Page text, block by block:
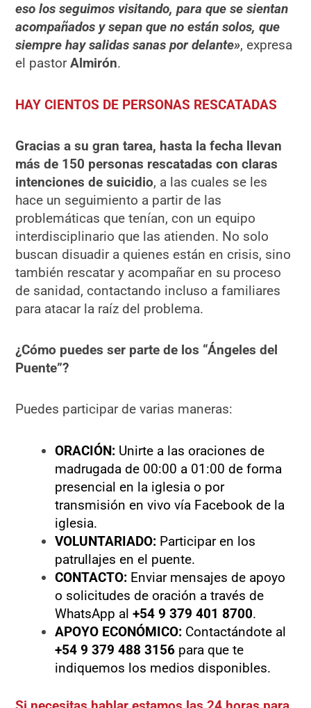
eso los seguimos visitando, para que se sientan
acompañados y sepan que no están solos, que
siempre hay salidas sanas por delante», expresa
el pastorAlmirón.
HAY CIENTOS DE PERSONAS RESCATADAS
Gracias a su gran tarea, hasta la fecha llevan
más de 150 personas rescatadas con claras
intenciones de suicidio, a las cuales se les
hace un seguimiento a partir de las
problemáticas que tenían, con un equipo
interdisciplinario que las atienden. No solo
buscan disuadir a quienes están en crisis, sino
también rescatar y acompañar en su proceso
de sanidad, contactando incluso a familiares
para atacar la raíz del problema.
¿Cómo puedes ser parte de los “Ángeles del
Puente”?
Puedes participar de varias maneras:
ORACIÓN: Unirte a las oraciones de
madrugada de 00:00 a 01:00 de forma
presencial en la iglesia o por
transmisión en vivo vía Facebook de la
iglesia.
VOLUNTARIADO: Participar en los
patrullajes en el puente.
CONTACTO: Enviar mensajes de apoyo
o solicitudes de oración a través de
WhatsApp al+54 9 379 401 8700.
APOYO ECONÓMICO: Contactándote al
+54 9 379 488 3156 para que te
indiquemos los medios disponibles.